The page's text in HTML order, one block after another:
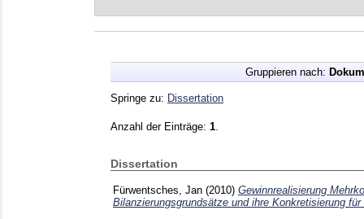
Gruppieren nach:
Springe zu: Dissertation
Anzahl der Einträge: 1
Dissertation
Fürwentsches, Jan (2010) Gewinnrealisierung
Bilanzierungsgrundsätze und ihre Konkretisierung